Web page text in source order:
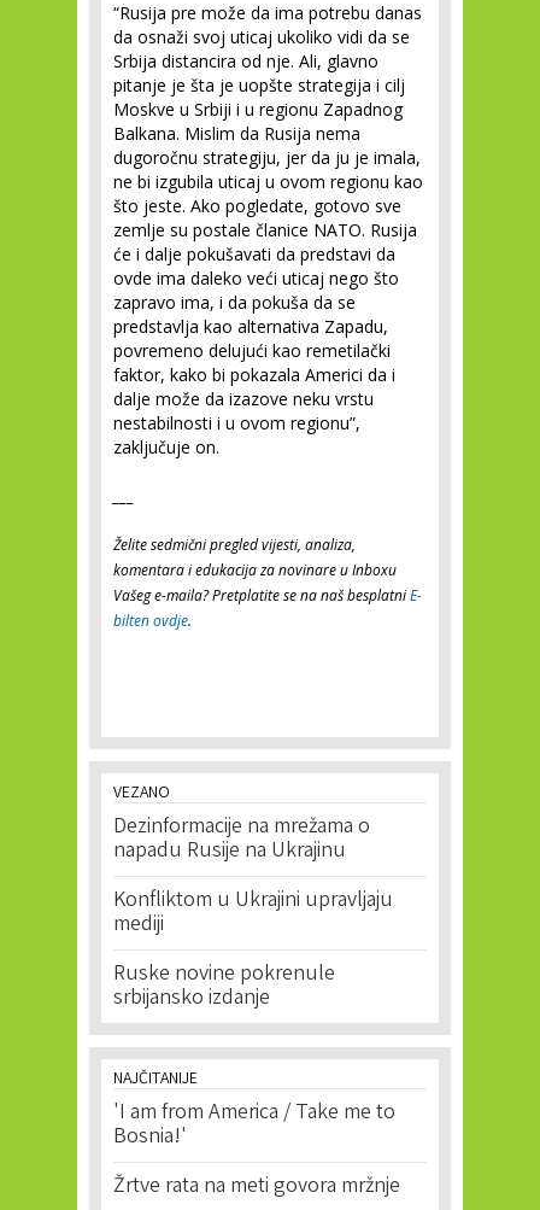
“Rusija pre može da ima potrebu danas
da osnaži svoj uticaj ukoliko vidi da se
Srbija distancira od nje. Ali, glavno
pitanje je šta je uopšte strategija i cilj
Moskve u Srbiji i u regionu Zapadnog
Balkana. Mislim da Rusija nema
dugoročnu strategiju, jer da ju je imala,
ne bi izgubila uticaj u ovom regionu kao
što jeste. Ako pogledate, gotovo sve
zemlje su postale članice NATO. Rusija
će i dalje pokušavati da predstavi da
ovde ima daleko veći uticaj nego što
zapravo ima, i da pokuša da se
predstavlja kao alternativa Zapadu,
povremeno delujući kao remetilački
faktor, kako bi pokazala Americi da i
dalje može da izazove neku vrstu
nestabilnosti i u ovom regionu”,
zaključuje on.
Želite sedmični pregled vijesti, analiza,
komentara i edukacija za novinare u Inboxu
Vašeg e-maila? Pretplatite se na naš besplatniE-
bilten ovdje.
VEZANO
Dezinformacije na mrežama o
napadu Rusije na Ukrajinu
Konfliktom u Ukrajini upravljaju
mediji
Ruske novine pokrenule
srbijansko izdanje
NAJČITANIJE
'I am from America / Take me to
Bosnia!'
Žrtve rata na meti govora mržnje